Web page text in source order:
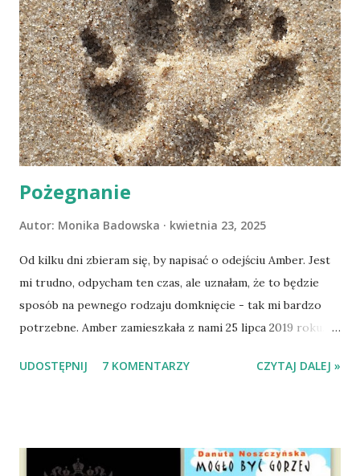
Pożegnanie
Autor: Monika Badowska kwietnia 23, 2025
Od kilku dni zbieram się, by napisać o odejściu Amber. Jest
mi trudno, odpycham ten czas, ale uznałam, że to będzie
sposób na pewnego rodzaju domknięcie - tak mi bardzo
potrzebne. Amber zamieszkała z nami 25 lipca 2019 roku.
Mazowieckim, pojechaliśmy na wizytę zapoznawczą, a kilka
wspólnego życia przeczytacie TUTAJ i TUTAJ . Gdy już
UDOSTĘPNIJ 7 KOMENTARZY CZYTAJ DALEJ »